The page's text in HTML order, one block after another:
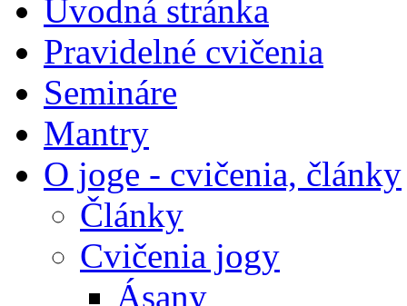
Úvodná stránka
Pravidelné cvičenia
Semináre
Mantry
O joge - cvičenia, články
Články
Cvičenia jogy
Ásany